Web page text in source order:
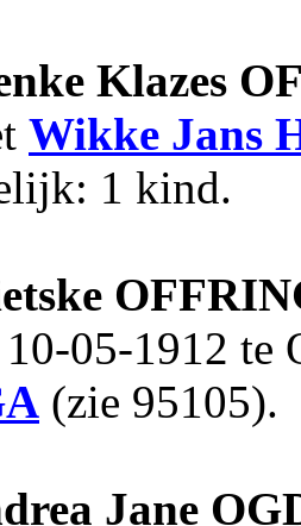
Klazes
Wikke Jans
1 kind.
05-1912
(zie 95105).
Jane